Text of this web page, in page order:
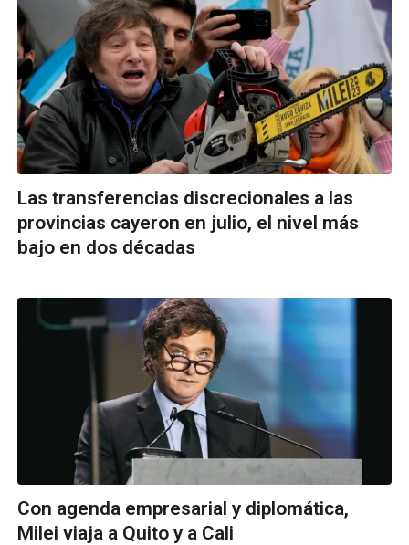
Las transferencias discrecionales a las
provincias cayeron en julio, el nivel más
bajo en dos décadas
Con agenda empresarial y diplomática,
Milei viaja a Quito y a Cali